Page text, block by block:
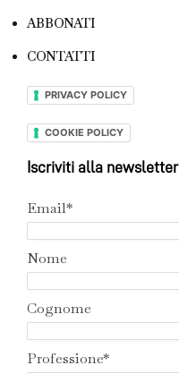
ABBONATI
CONTATTI
PRIVACY POLICY
COOKIE POLICY
Iscriviti alla newsletter
Email*
Nome
Cognome
Professione*